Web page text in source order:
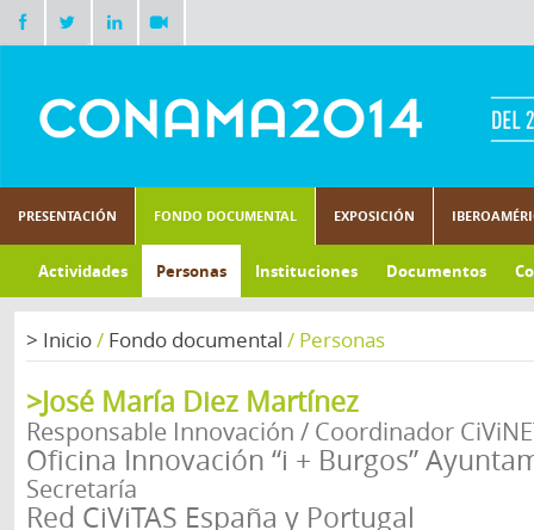
PRESENTACIÓN FONDO DOCUMENTAL EXPOSICIÓN
Actividades Personas Instituciones Documentos
> Inicio/ Fondo documental / Personas
>José María Diez Martínez
Responsable Innovación / Coordinador
Oficina Innovación “i + Burgos”
Secretaría
Red CiViTAS España y Portugal